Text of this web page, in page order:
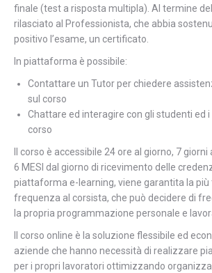
finale (test a risposta multipla). Al termine
rilasciato al Professionista, che abbia
positivo l’esame, un certificato.
In piattaforma è possibile:
Contattare un Tutor per chiedere
sul corso
Chattare ed interagire con gli studenti ed i
corso
Il corso è accessibile 24 ore al giorno, 7
6 MESI dal giorno di ricevimento delle
piattaforma e-learning, viene garantita la più
frequenza al corsista, che può decidere di
la propria programmazione personale e
Il corso online è la soluzione flessibile ed
aziende che hanno necessità di realizzare
per i propri lavoratori ottimizzando